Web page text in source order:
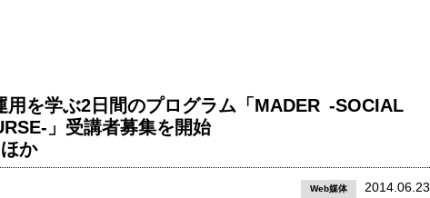
用を学ぶ2日間のプログラム「MADER -SOCIAL
」受講者募集を開始
か
Web媒体 2014.06.23